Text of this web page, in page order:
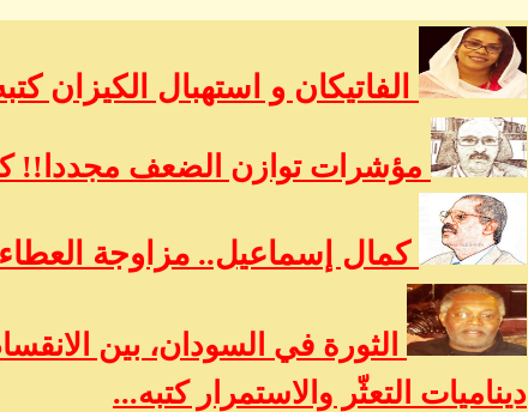
الفاتيكان و استهبال الكيزان
مؤشرات توازن الضعف مجددا!!
كمال إسماعيل.. مزاوجة العطاء
الثورة في السودان، بين
ديناميات التعثّر والاستمرار كتبه...